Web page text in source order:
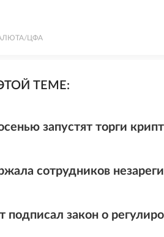
ЦФА
ТЕМЕ:
запустят торги
сотрудников
подписал закон о